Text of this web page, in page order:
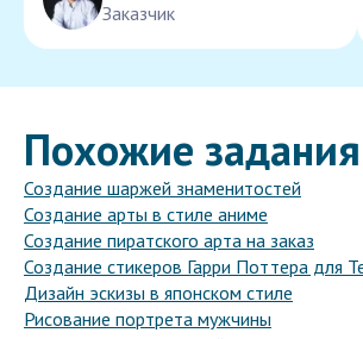
Заказчик
Похожие задания
Создание шаржей знаменитостей
Создание арты в стиле аниме
Создание пиратского арта на заказ
Создание стикеров Гарри Поттера для
Дизайн эскизы в японском стиле
Рисование портрета мужчины